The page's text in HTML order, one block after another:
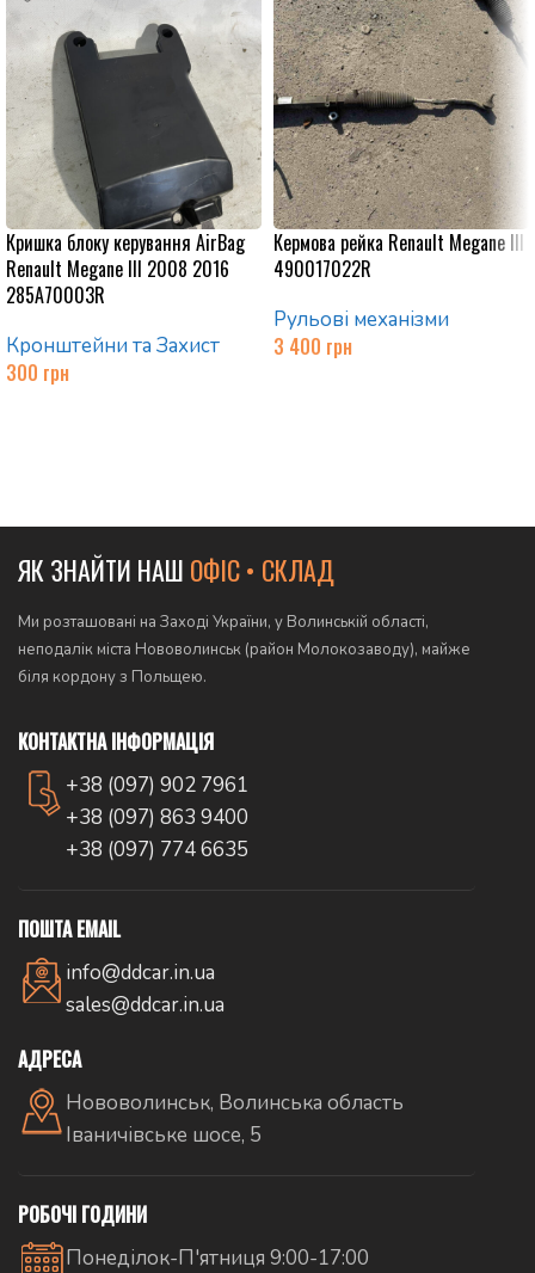
Кришка блоку керування AirBag
Renault Megane III 2008 2016
285A70003R
Кронштейни та Захист
300 грн
Кермова рейка Renault Megane III
490017022R
Рульові механізми
3 400 грн
ЯК ЗНАЙТИ НАШ ОФІС • СКЛАД
Ми розташовані на Заході України, у Волинській області,
неподалік міста Нововолинськ (район Молокозаводу), майже
біля кордону з Польщею.
КОНТАКТНА ІНФОРМАЦІЯ
+38 (097) 902 7961
+38 (097) 863 9400
+38 (097) 774 6635
ПОШТА EMAIL
info@ddcar.in.ua
sales@ddcar.in.ua
АДРЕСА
Нововолинськ, Волинська область
Іваничівське шосе, 5
РОБОЧІ ГОДИНИ
Понеділок-П'ятниця 9:00-17:00